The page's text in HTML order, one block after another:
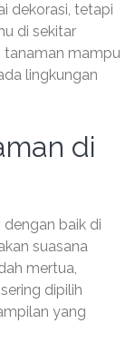
dekorasi, tetapi
di sekitar
tanaman mampu
lingkungan
di
baik di
suasana
mertua,
dipilih
yang